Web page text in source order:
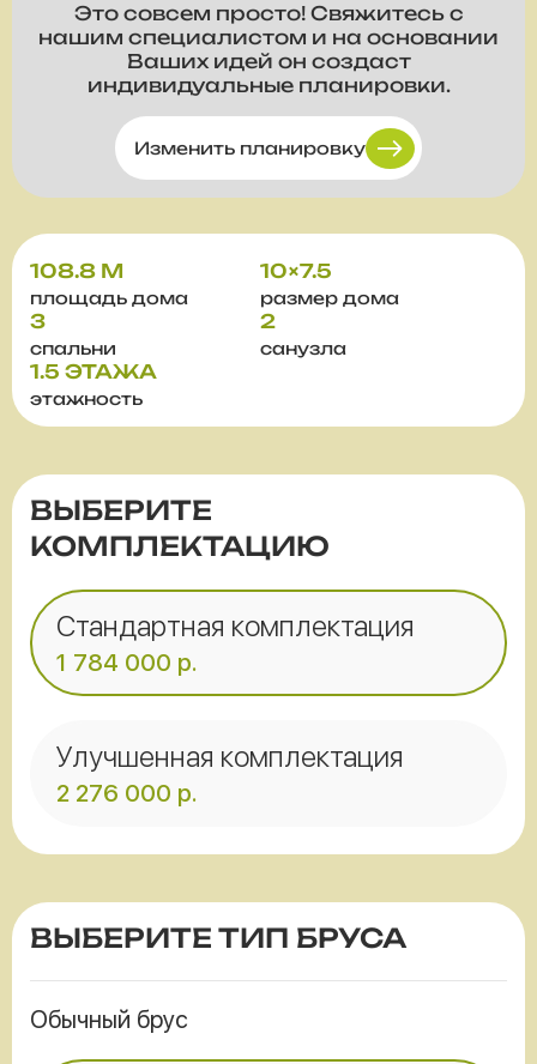
Это совсем просто! Свяжитесь с
нашим специалистом и на основании
Ваших идей он создаст
индивидуальные планировки.
Изменить планировку
108.8 М
площадь дома
10×7.5
размер дома
3
спальни
2
санузла
1.5 ЭТАЖА
этажность
ВЫБЕРИТЕ
КОМПЛЕКТАЦИЮ
Стандартная комплектация
1 784 000 р.
Улучшенная комплектация
2 276 000 р.
ВЫБЕРИТЕ ТИП БРУСА
Обычный брус